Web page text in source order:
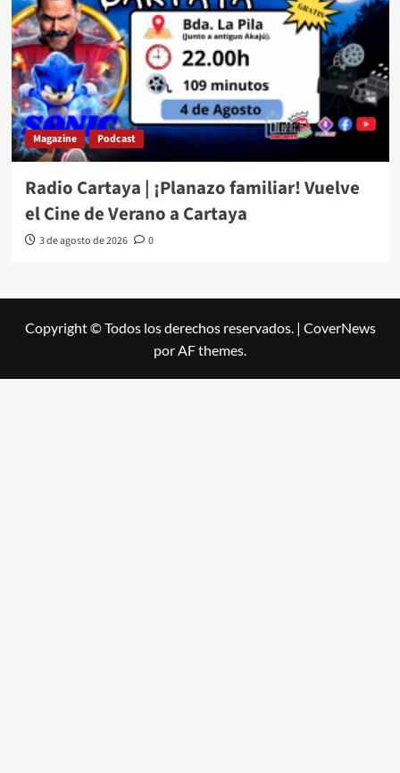
Magazine Podcast
Radio Cartaya | ¡Planazo familiar! Vuelve
el Cine de Verano a Cartaya
3 de agosto de 2026 0
Copyright © Todos los derechos reservados. | CoverNews
por AF themes.